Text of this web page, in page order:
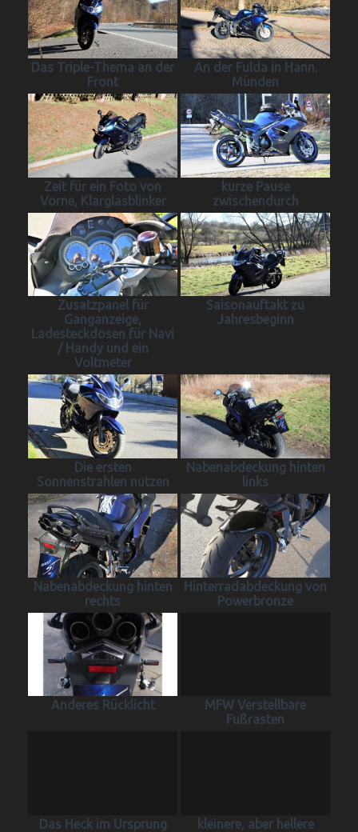
Das Triple-Thema an der
Front
An der Fulda in Hann.
Münden
Zeit für ein Foto von
Vorne, Klarglasblinker
kurze Pause
zwischendurch
Zusatzpanel für
Ganganzeige,
Ladesteckdosen für Navi
/ Handy und ein
Voltmeter
Saisonauftakt zu
Jahresbeginn
Die ersten
Sonnenstrahlen nutzen
Nabenabdeckung hinten
links
Nabenabdeckung hinten
rechts
Hinterradabdeckung von
Powerbronze
Anderes Rücklicht
MFW Verstellbare
Fußrasten
Das Heck im Ursprung
kleinere, aber hellere